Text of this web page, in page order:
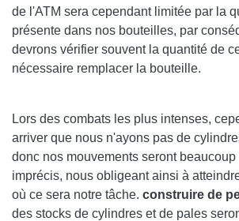
de l'ATM sera cependant limitée par la
présente dans nos bouteilles, par
devrons vérifier souvent la quantité de
nécessaire remplacer la bouteille.
Lors des combats les plus intenses,
arriver que nous n'ayons pas de
donc nos mouvements seront
imprécis, nous obligeant ainsi à
où ce sera notre tâche. construire de
des stocks de cylindres et de pales